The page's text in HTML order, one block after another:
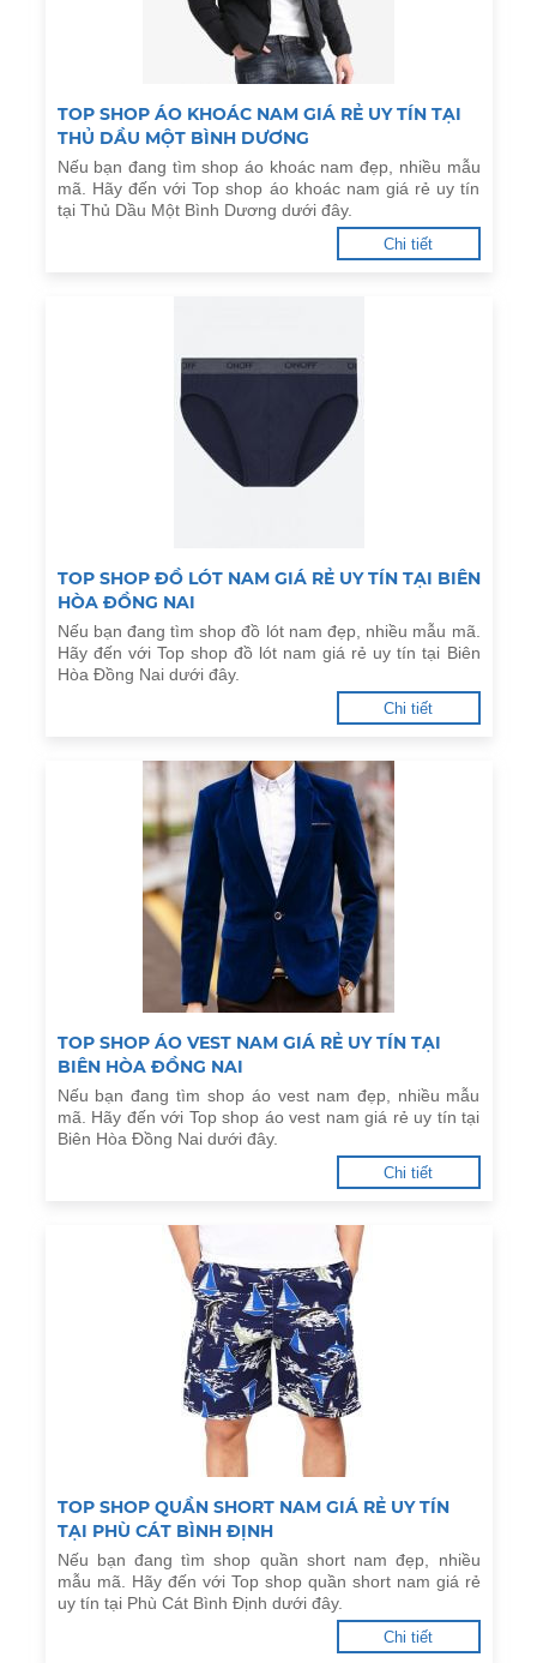
TOP SHOP ÁO KHOÁC NAM GIÁ RẺ UY TÍN TẠI
THỦ DẦU MỘT BÌNH DƯƠNG
Nếu bạn đang tìm shop áo khoác nam đẹp, nhiều mẫu
mã. Hãy đến với Top shop áo khoác nam giá rẻ uy tín
tại Thủ Dầu Một Bình Dương dưới đây.
Chi tiết
TOP SHOP ĐỒ LÓT NAM GIÁ RẺ UY TÍN TẠI BIÊN
HÒA ĐỒNG NAI
Nếu bạn đang tìm shop đồ lót nam đẹp, nhiều mẫu mã.
Hãy đến với Top shop đồ lót nam giá rẻ uy tín tại Biên
Hòa Đồng Nai dưới đây.
Chi tiết
TOP SHOP ÁO VEST NAM GIÁ RẺ UY TÍN TẠI
BIÊN HÒA ĐỒNG NAI
Nếu bạn đang tìm shop áo vest nam đẹp, nhiều mẫu
mã. Hãy đến với Top shop áo vest nam giá rẻ uy tín tại
Biên Hòa Đồng Nai dưới đây.
Chi tiết
TOP SHOP QUẦN SHORT NAM GIÁ RẺ UY TÍN
TẠI PHÙ CÁT BÌNH ĐỊNH
Nếu bạn đang tìm shop quần short nam đẹp, nhiều
mẫu mã. Hãy đến với Top shop quần short nam giá rẻ
uy tín tại Phù Cát Bình Định dưới đây.
Chi tiết